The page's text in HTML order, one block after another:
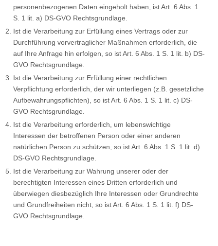
personenbezogenen Daten eingeholt haben, ist Art. 6 Abs. 1
S. 1 lit. a) DS-GVO Rechtsgrundlage.
Ist die Verarbeitung zur Erfüllung eines Vertrags oder zur
Durchführung vorvertraglicher Maßnahmen erforderlich, die
auf Ihre Anfrage hin erfolgen, so ist Art. 6 Abs. 1 S. 1 lit. b) DS-
GVO Rechtsgrundlage.
Ist die Verarbeitung zur Erfüllung einer rechtlichen
Verpflichtung erforderlich, der wir unterliegen (z.B. gesetzliche
Aufbewahrungspflichten), so ist Art. 6 Abs. 1 S. 1 lit. c) DS-
GVO Rechtsgrundlage.
Ist die Verarbeitung erforderlich, um lebenswichtige
Interessen der betroffenen Person oder einer anderen
natürlichen Person zu schützen, so ist Art. 6 Abs. 1 S. 1 lit. d)
DS-GVO Rechtsgrundlage.
Ist die Verarbeitung zur Wahrung unserer oder der
berechtigten Interessen eines Dritten erforderlich und
überwiegen diesbezüglich Ihre Interessen oder Grundrechte
und Grundfreiheiten nicht, so ist Art. 6 Abs. 1 S. 1 lit. f) DS-
GVO Rechtsgrundlage.